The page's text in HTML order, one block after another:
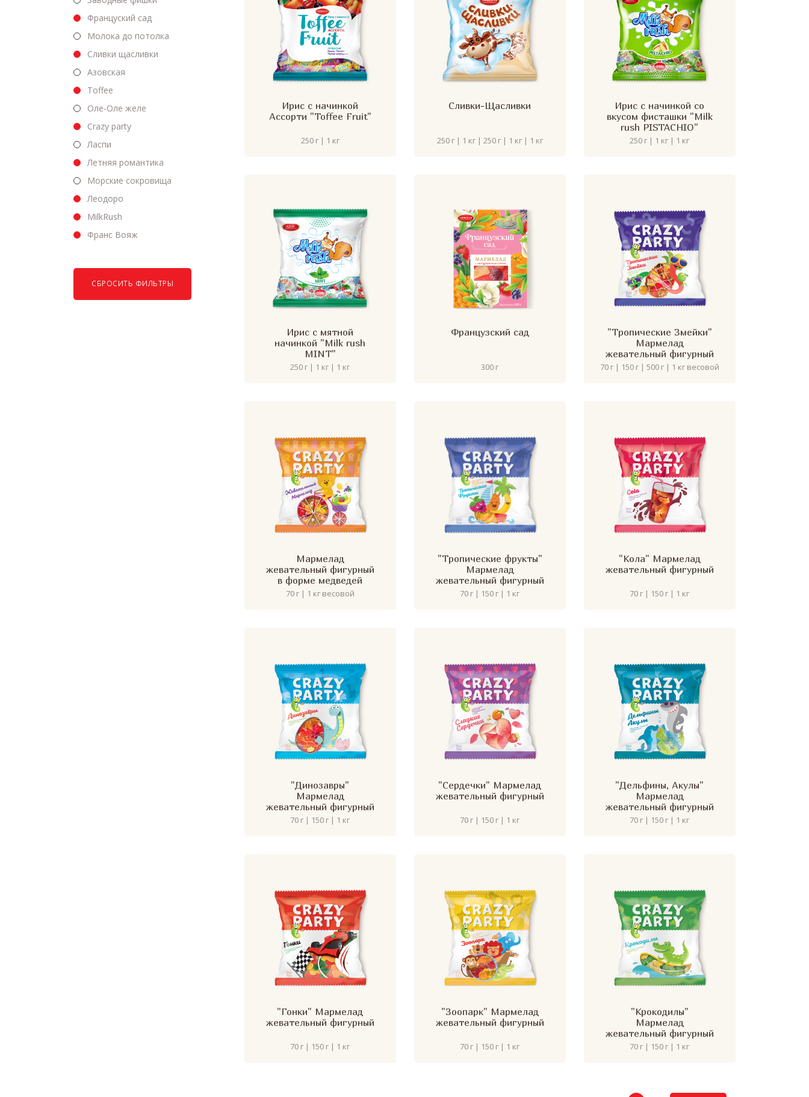
Француский сад
Молока до потолка
Сливки щасливки
Азовская
Toffee
Оле-Оле желе
Crazy party
Ласпи
Летняя романтика
Морские сокровища
Леодоро
MilkRush
Франс Вояж
СБРОСИТЬ ФИЛЬТРЫ
Ирис с начинкой
Ассорти "Toffee Fruit"
250 г | 1 кг
Сливки-Щасливки
250 г | 1 кг | 250 г | 1 кг | 1 кг
Ирис с начинкой со
вкусом фисташки "Milk
rush PISTACHIO"
250 г | 1 кг | 1 кг
Ирис с мятной
начинкой "Milk rush
MINT"
250 г | 1 кг | 1 кг
Французский сад
300 г
"Тропические Змейки"
Мармелад
жевательный фигурный
70 г | 150 г | 500 г | 1 кг весовой
Мармелад
жевательный фигурный
в форме медведей
70 г | 1 кг весовой
"Тропические фрукты"
Мармелад
жевательный фигурный
70 г | 150 г | 1 кг
"Кола" Мармелад
жевательный фигурный
70 г | 150 г | 1 кг
"Динозавры"
Мармелад
жевательный фигурный
70 г | 150 г | 1 кг
"Сердечки" Мармелад
жевательный фигурный
70 г | 150 г | 1 кг
"Дельфины, Акулы"
Мармелад
жевательный фигурный
70 г | 150 г | 1 кг
"Гонки" Мармелад
жевательный фигурный
70 г | 150 г | 1 кг
"Зоопарк" Мармелад
жевательный фигурный
70 г | 150 г | 1 кг
"Крокодилы"
Мармелад
жевательный фигурный
70 г | 150 г | 1 кг